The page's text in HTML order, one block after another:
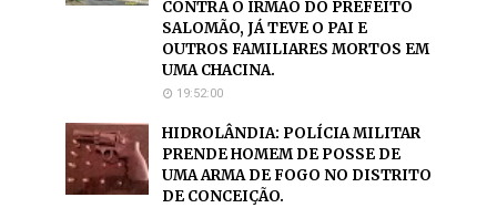
CONTRA O IRMÃO DO PREFEITO
SALOMÃO, JÁ TEVE O PAI E
OUTROS FAMILIARES MORTOS EM
UMA CHACINA.
19:52:00
HIDROLÂNDIA: POLÍCIA MILITAR
PRENDE HOMEM DE POSSE DE
UMA ARMA DE FOGO NO DISTRITO
DE CONCEIÇÃO.